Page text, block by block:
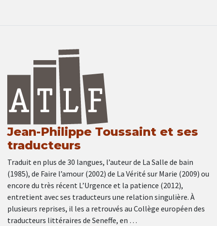
Jean-Philippe Toussaint et ses
traducteurs
Traduit en plus de 30 langues, l’auteur de La Salle de bain
(1985), de Faire l’amour (2002) de La Vérité sur Marie (2009) ou
encore du très récent L’Urgence et la patience (2012),
entretient avec ses traducteurs une relation singulière. À
plusieurs reprises, il les a retrouvés au Collège européen des
traducteurs littéraires de Seneffe, en …